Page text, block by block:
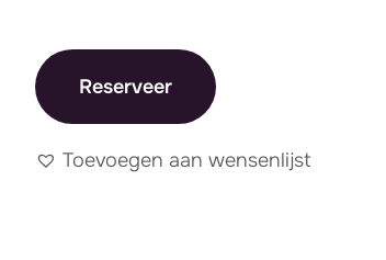
Reserveer
Toevoegen aan wensenlijst